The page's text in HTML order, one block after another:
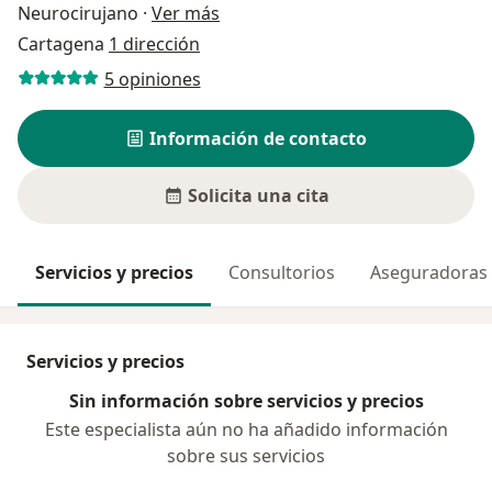
Neurocirujano · Ver más
Cartagena 1 dirección
5 opiniones
Información de contacto
Solicita una cita
Servicios y precios Consultorios Aseguradoras
Servicios y precios
Sin información sobre servicios y precios
Este especialista aún no ha añadido información
sobre sus servicios